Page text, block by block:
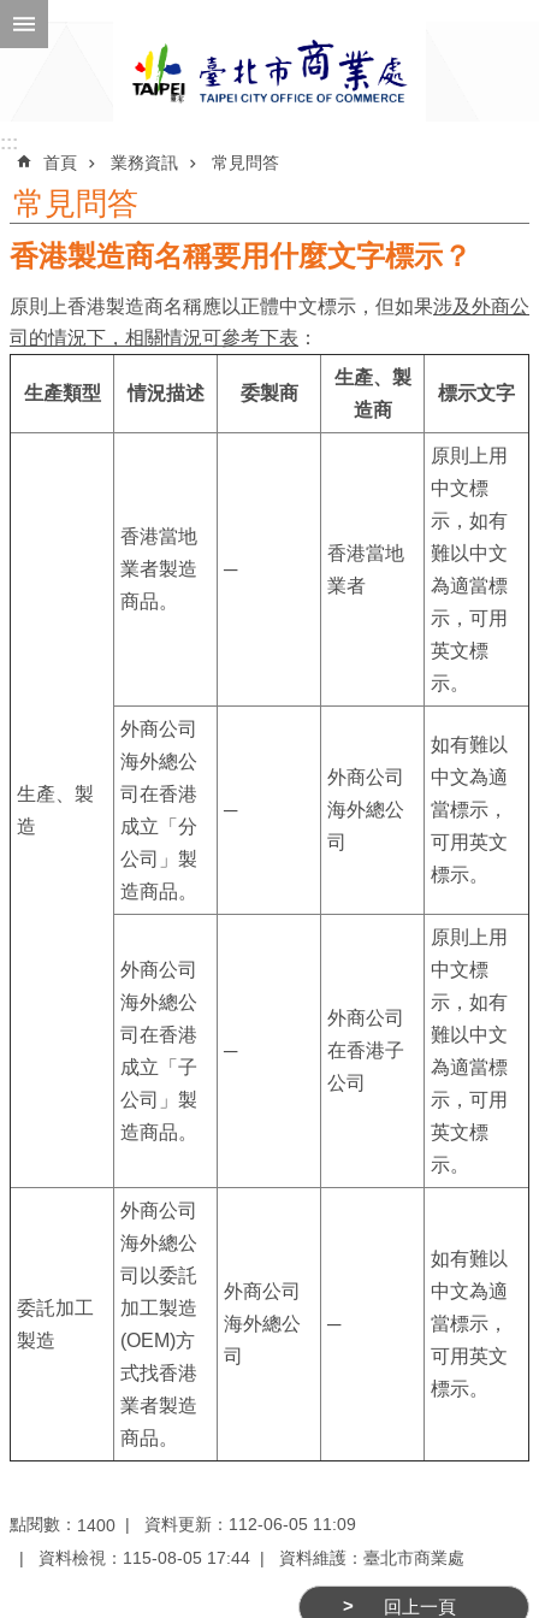
跳到主要內容區塊
公
訊
息
機
關
務
公
業
發
商
圈
::::::
首頁 業務資訊 常見問答
常見問答
香港製造商名稱要用什麼文字標示？
原則上香港製造商名稱應以正體中文標示，但如果涉及外商公
司的情況下，相關情況可參考下表 ：
生產類型 情況描述 委製商
生產、製
造商
標示文字
生產、製
造
香港當地
業者製造
商品。
─
香港當地
業者
原則上用
中文標
示，如有
難以中文
為適當標
示，可用
英文標
示。
外商公司
海外總公
司在香港
成立「分
公司」製
造商品。
─
外商公司
海外總公
司
如有難以
中文為適
當標示，
可用英文
標示。
外商公司
海外總公
司在香港
成立「子
公司」製
造商品。
─
外商公司
在香港子
公司
原則上用
中文標
示，如有
難以中文
為適當標
示，可用
英文標
示。
委託加工
製造
外商公司
海外總公
司以委託
加工製造
(OEM)方
式找香港
業者製造
商品。
外商公司
海外總公
司
─
如有難以
中文為適
當標示，
可用英文
標示。
點閱數： 1400
資料更新：112-06-05 11:09
資料檢視：115-08-05 17:44
資料維護：臺北市商業處
回上一頁